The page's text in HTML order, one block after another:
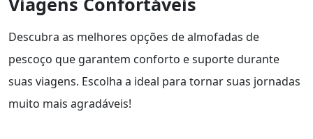
Descubra as melhores opções de almofadas de
pescoço que garantem conforto e suporte durante
suas viagens. Escolha a ideal para tornar suas jornadas
muito mais agradáveis!